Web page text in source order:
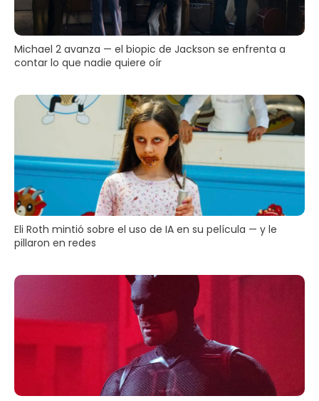
Michael 2 avanza — el biopic de Jackson se enfrenta a
contar lo que nadie quiere oír
Eli Roth mintió sobre el uso de IA en su película — y le
pillaron en redes